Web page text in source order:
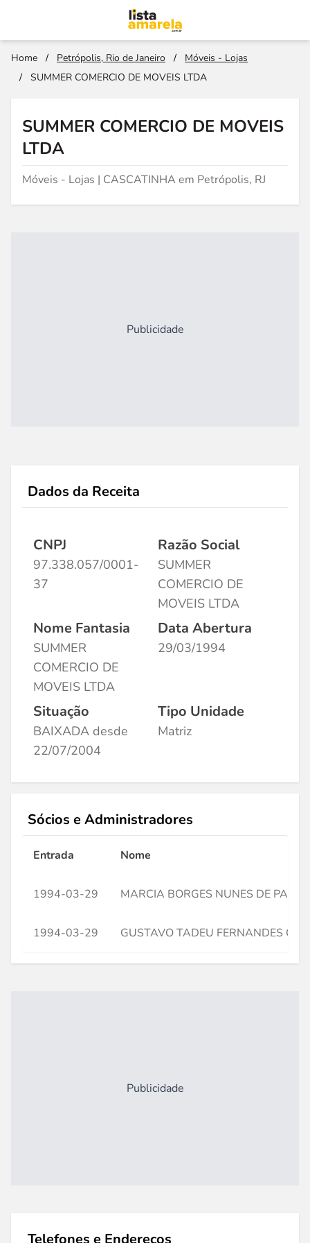
Home / Petrópolis, Rio de Janeiro /
Móveis - Lojas
/
SUMMER COMERCIO DE MOVEIS LTDA
SUMMER COMERCIO DE MOVEIS
LTDA
Móveis - Lojas | CASCATINHA em Petrópolis, RJ
Publicidade
Dados da Receita
CNPJ
97.338.057/0001-
37
Razão Social
SUMMER
COMERCIO DE
MOVEIS LTDA
Nome Fantasia
SUMMER
COMERCIO DE
MOVEIS LTDA
Data Abertura
29/03/1994
Situação
BAIXADA desde
22/07/2004
Tipo Unidade
Matriz
Sócios e Administradores
Entrada Nome
1994-03-29 MARCIA BORGES NUNES DE PAIVA
1994-03-29 GUSTAVO TADEU FERNANDES
Publicidade
Telefones e Endereços